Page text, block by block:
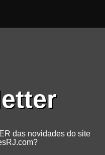
das novidades do site